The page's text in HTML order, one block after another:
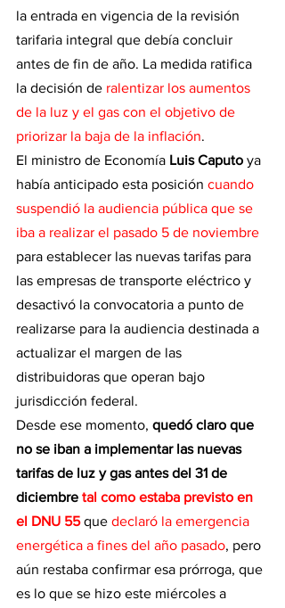
la entrada en vigencia de la revisión
tarifaria integral que debía concluir
antes de fin de año. La medida ratifica
la decisión de ralentizar los aumentos
de la luz y el gas con el objetivo de
priorizar la baja de la inflación.
El ministro de Economía Luis Caputo ya
había anticipado esta posición cuando
suspendió la audiencia pública que se
iba a realizar el pasado 5 de noviembre
para establecer las nuevas tarifas para
las empresas de transporte eléctrico y
desactivó la convocatoria a punto de
realizarse para la audiencia destinada a
actualizar el margen de las
distribuidoras que operan bajo
jurisdicción federal.
Desde ese momento, quedó claro que
no se iban a implementar las nuevas
tarifas de luz y gas antes del 31 de
diciembre tal como estaba previsto en
el DNU 55 que declaró la emergencia
energética a fines del año pasado, pero
aún restaba confirmar esa prórroga, que
es lo que se hizo este miércoles a